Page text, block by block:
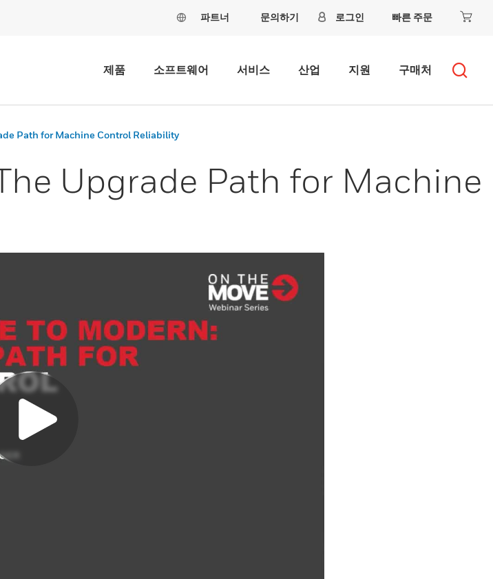
파트너 문의하기 로그인 빠른 주문
제품 소프트웨어 서비스 산업 지원 구매처
Path for Machine Control Reliability
Upgrade Path for Machine